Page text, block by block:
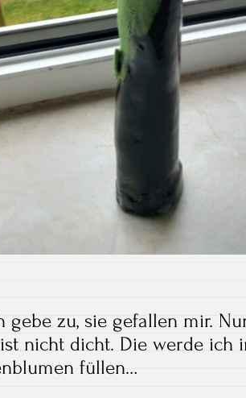
gebe zu, sie gefallen mir.
nicht dicht. Die werde ich
füllen…